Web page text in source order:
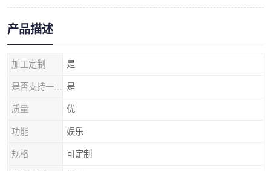
产品描述
加工定制 是
是
质量 优
功能 娱乐
规格 可定制